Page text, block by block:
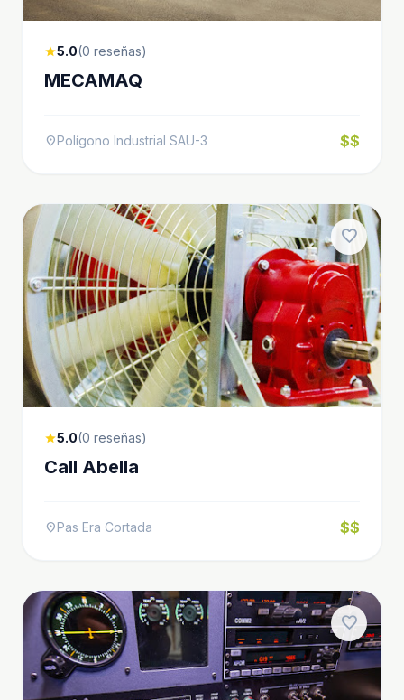
star5.0(0 reseñas)
MECAMAQ
location_onPolígono Industrial SAU-3 $$
favorite
star5.0(0 reseñas)
Call Abella
location_on Pas Era Cortada $$
favorite